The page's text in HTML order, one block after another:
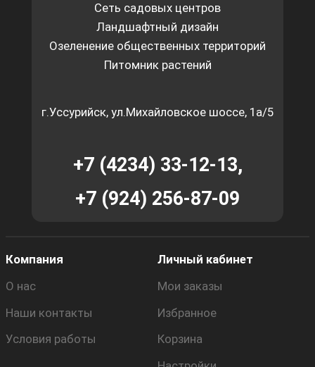
Сеть садовых центров
Ландшафтный дизайн
Озеленение общественных территорий
Питомник растений
г.Уссурийск, ул.Михайловское шоссе, 1а/5
+7 (4234) 33-12-13,
+7 (924) 256-87-09
Компания
О нас
Наши контакты
Условия работы
Личный кабинет
Мои заказы
Избранное
Корзина